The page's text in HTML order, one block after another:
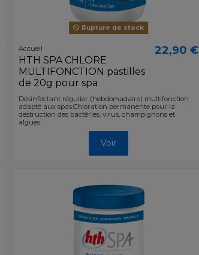
Rupture de stock
Accueil
HTH SPA CHLORE
MULTIFONCTION pastilles
de 20g pour spa
22,90 €
Désinfectant régulier (hebdomadaire) multifonction
adapté aux spas.Chloration permanente pour la
destruction des bactéries, virus, champignons et
algues.
Voir